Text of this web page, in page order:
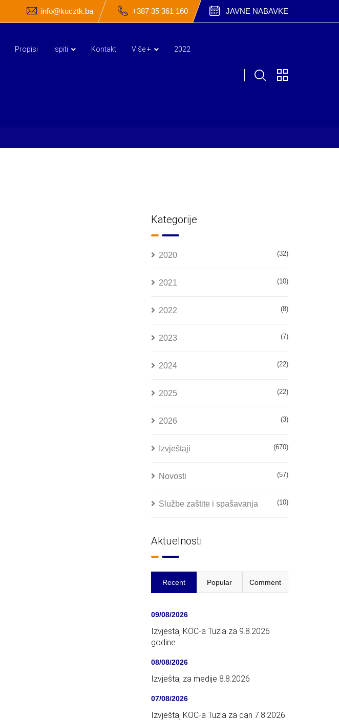
info@kucztk.ba +387 35 361 160 JAVNE NABAVKE
Propisi Ispiti Kontakt Više + 2022
Kategorije
2020 (32)
2021 (10)
2022 (8)
2023 (7)
2024 (22)
2025 (22)
2026 (3)
Izvještaji (670)
Novosti (57)
Službe zaštite i spašavanja (10)
Aktuelnosti
Recent Popular Comment
09/08/2026
Izvjestaj KOC-a Tuzla za 9.8.2026
godine.
08/08/2026
Izvještaj za medije 8.8.2026
07/08/2026
Izvještaj KOC-a Tuzla za dan 7.8.2026.